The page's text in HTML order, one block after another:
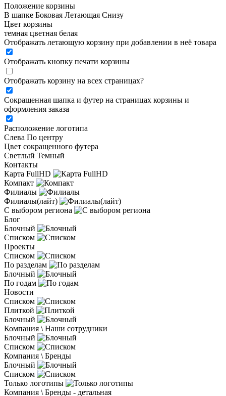
Положение корзины
В шапке Боковая Летающая Снизу
Цвет корзины
темная цветная белая
Отображать летающую корзину при добавлении в неё товара
Отображать кнопку печати корзины
Отображать корзину на всех страницах?
Сокращенная шапка и футер на страницах корзины и
оформления заказа
Расположение логотипа
Cлева По центру
Цвет сокращенного футера
Светлый Темный
Контакты
Карта FullHD
Компакт
Филиалы
Филиалы(лайт)
С выбором региона
Блог
Блочный
Списком
Проекты
Списком
По разделам
Блочный
По годам
Новости
Списком
Плиткой
Блочный
Компания \ Наши сотрудники
Блочный
Списком
Компания \ Бренды
Блочный
Списком
Только логотипы
Компания \ Бренды - детальная